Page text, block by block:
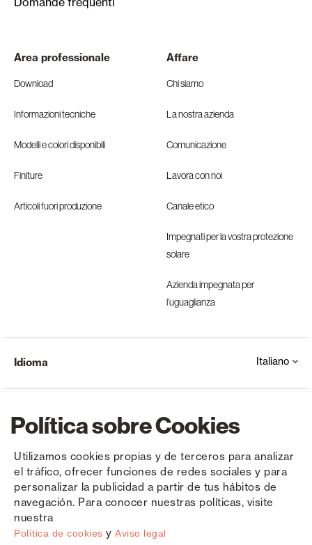
Política sobre Cookies
Utilizamos cookies propias y de terceros para analizar
el tráfico, ofrecer funciones de redes sociales y para
personalizar la publicidad a partir de tus hábitos de
navegación. Para conocer nuestras políticas, visite
nuestra
Política de cookies y Aviso legal
Area professionale
Download
Informazioni tecniche
Modelli e colori disponibili
Finiture
Articoli fuori produzione
Affare
Chi siamo
La nostra azienda
Comunicazione
Lavora con noi
Canale etico
Impegnati per la vostra protezione
solare
Azienda impegnata per
l’uguaglianza
Copyright © Saxun 2023 - 2026 politica sulla riservatezza Avviso legale Cookies
Idioma Italiano